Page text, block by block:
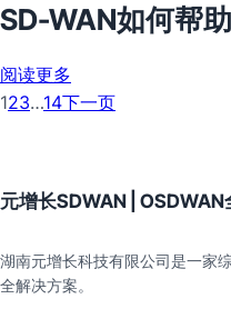
SD-WAN如何帮
阅读更多
123…14下一页
元增长SDWAN |
湖南元增长科技有限公司是一家
全解决方案。